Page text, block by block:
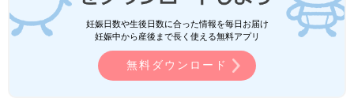
妊娠日数や生後日数に合った情報を毎日お届け
妊娠中から産後まで長く使える無料アプリ
無料ダウンロード